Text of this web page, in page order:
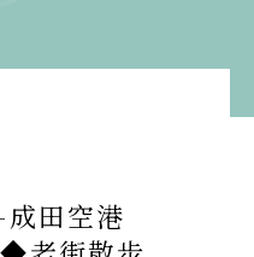
田空港